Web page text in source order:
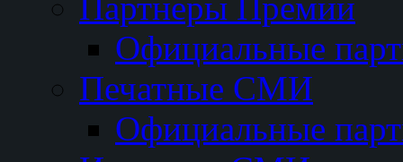
Официальные
Печатные СМИ
Официальные